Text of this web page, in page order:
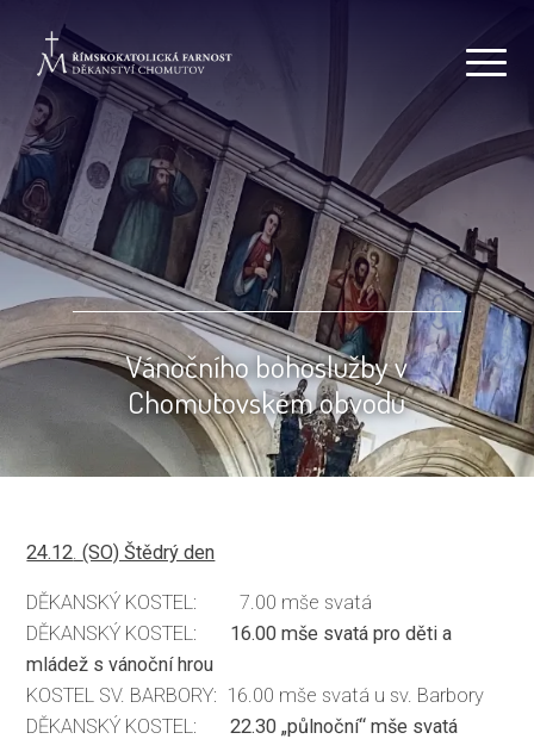
Vánočního bohoslužby v
Chomutovském obvodu
24.12.(SO) Štědrý den
DĚKANSKÝ KOSTEL: 7.00 mše svatá
DĚKANSKÝ KOSTEL: 16.00 mše svatá pro děti a
mládež s vánoční hrou
KOSTEL SV. BARBORY: 16.00 mše svatá u sv. Barbory
DĚKANSKÝ KOSTEL:22.30 „půlnoční“ mše svatá